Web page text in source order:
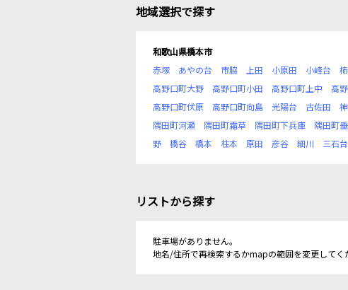
地域選択で探す
和歌山県橋本市
赤塚
あやの台 市脇 上田 小原田 小峰台
高野口町大野
高野口町小田 高野口町上中 高
高野口町伏原
高野口町向島 光陽台 古佐田
隅田町河瀬
隅田町霜草 隅田町下兵庫 隅田町
野
橋谷 橋本 柱本 原田 彦谷 細川 三石台
リストから探す
駐車場がありません。
地名/住所で再検索するかmapの範囲を変更してく